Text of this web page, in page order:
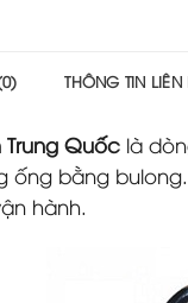
THÔNG TIN
Quốc là
ống bằng
hành.